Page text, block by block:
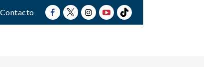
Contacto